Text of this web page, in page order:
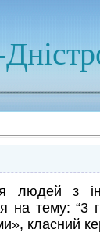
людей з
на тему: “3
класний